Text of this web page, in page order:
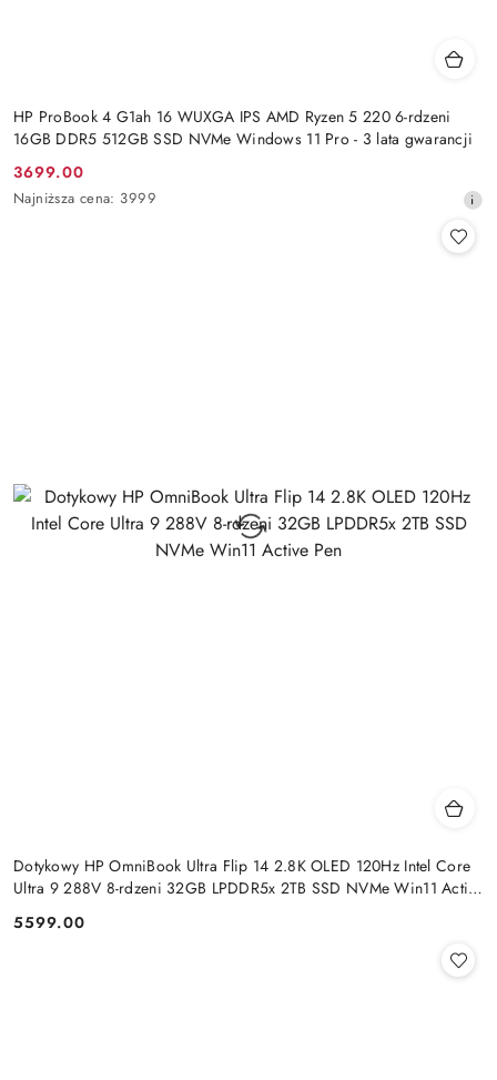
HP ProBook 4 G1ah 16 WUXGA IPS AMD Ryzen 5 220 6-rdzeni
16GB DDR5 512GB SSD NVMe Windows 11 Pro - 3 lata gwarancji
Cena
promocyjna:
3699.00
Najniższa
Najniższa cena: 3999
Dotykowy HP OmniBook Ultra Flip 14 2.8K OLED 120Hz Intel Core
Ultra 9 288V 8-rdzeni 32GB LPDDR5x 2TB SSD NVMe Win11 Active
Cena:
5599.00